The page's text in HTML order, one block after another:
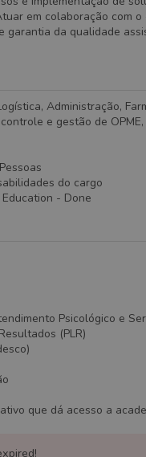
em colaboração com
garantia da qualidade
Administração,
e gestão de
do cargo
- Done
Psicológico e
(PLR)
que dá acesso a